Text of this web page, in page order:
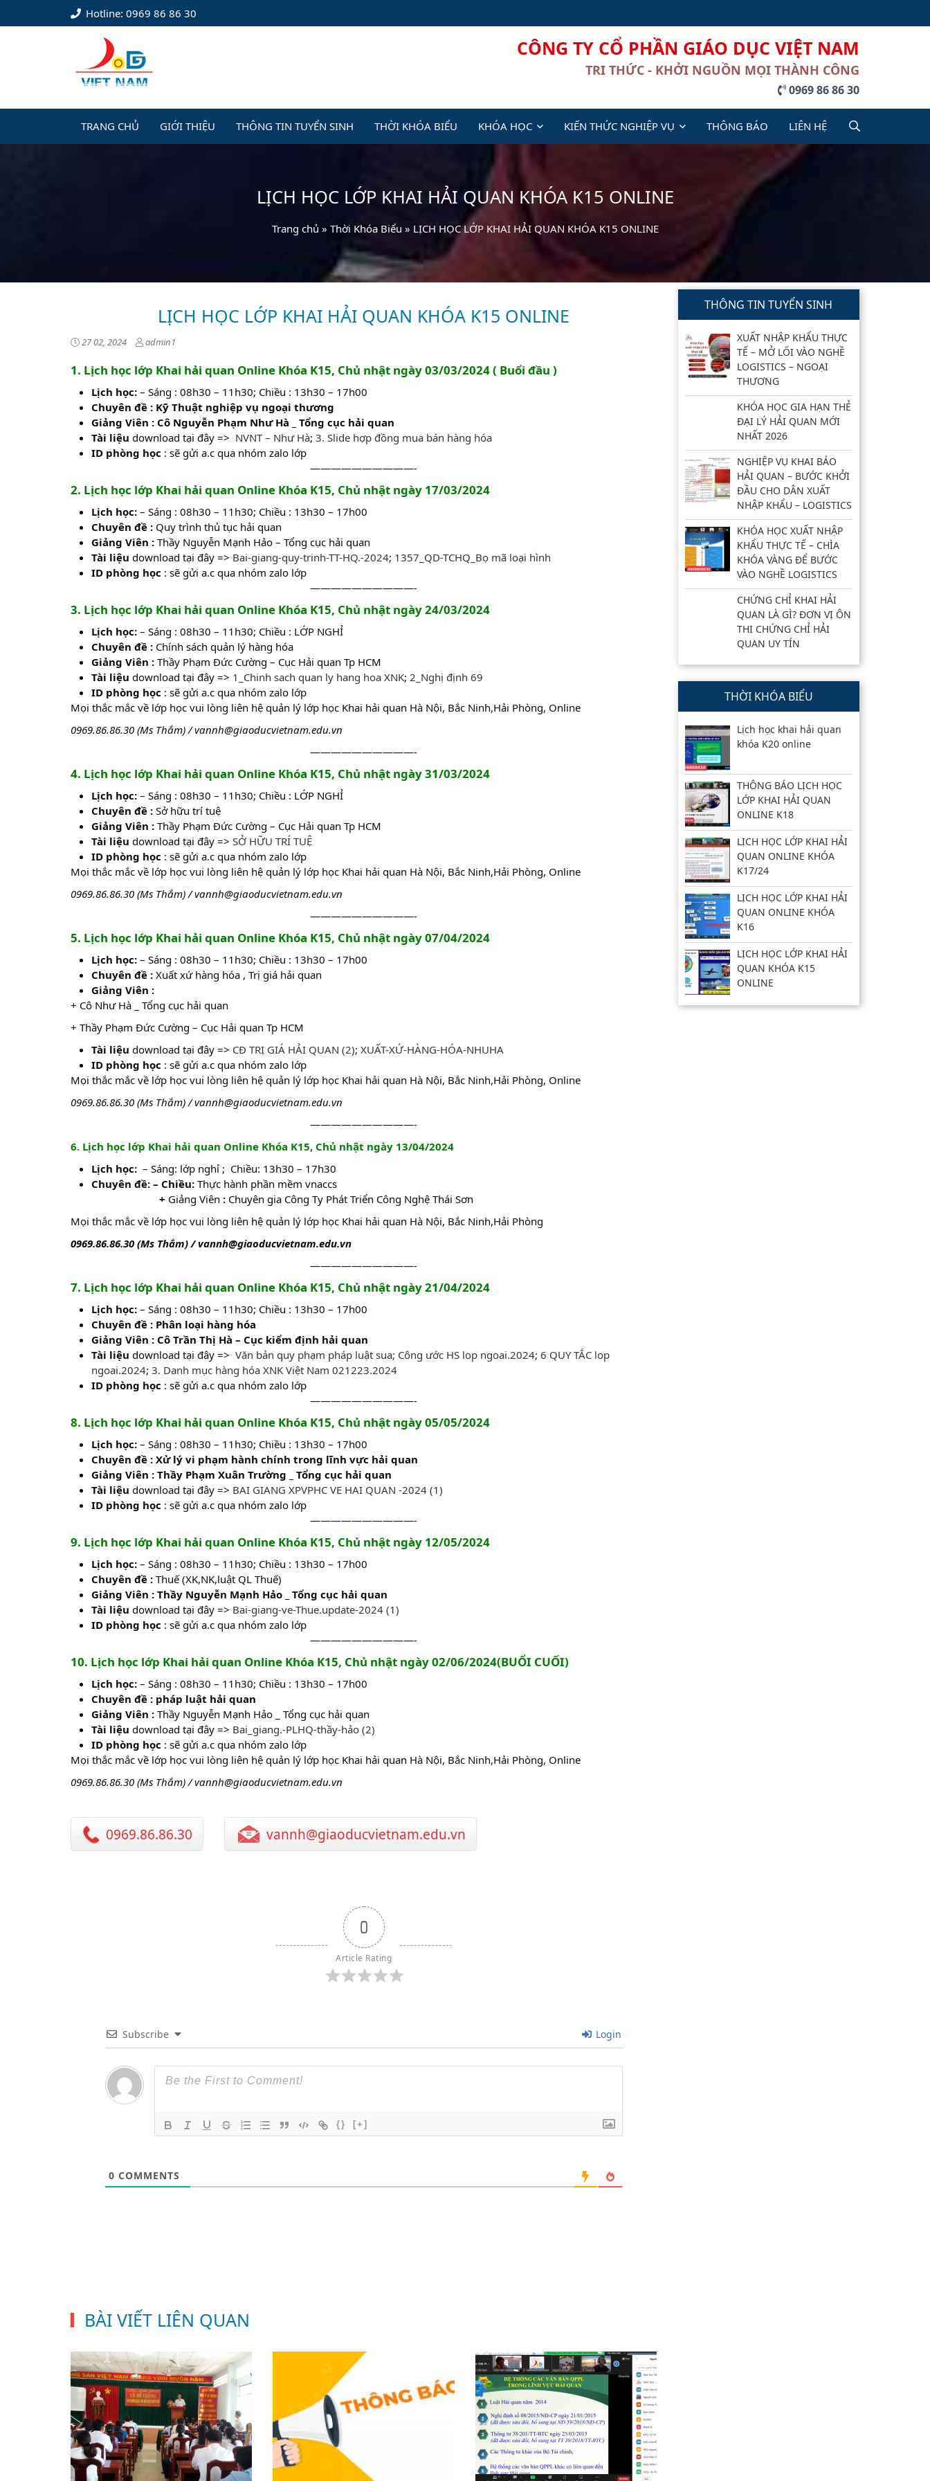
Hotline: 0969 86 86 30
CÔNG TY CỔ PHẦN GIÁO DỤC VIỆT NAM
TRI THỨC - KHỞI NGUỒN MỌI THÀNH CÔNG
0969 86 86 30
TRANG CHỦ GIỚI THIỆU THÔNG TIN TUYỂN SINH THỜI KHÓA BIỂU KHÓA HỌC KIẾN THỨC NGHIỆP VỤ THÔNG BÁO LIÊN HỆ
LỊCH HỌC LỚP KHAI HẢI QUAN KHÓA K15 ONLINE
Trang chủ » Thời Khóa Biểu » LỊCH HỌC LỚP KHAI HẢI QUAN KHÓA K15 ONLINE
LỊCH HỌC LỚP KHAI HẢI QUAN KHÓA K15 ONLINE
27 02, 2024 admin1
1. Lịch học lớp Khai hải quan Online Khóa K15, Chủ nhật ngày 03/03/2024 ( Buổi đầu )
Lịch học: – Sáng : 08h30 – 11h30; Chiều : 13h30 – 17h00
Chuyên đề : Kỹ Thuật nghiệp vụ ngoại thương
Giảng Viên : Cô Nguyễn Phạm Như Hà _ Tổng cục hải quan
Tài liệu download tại đây => NVNT – Như Hà; 3. Slide hợp đồng mua bán hàng hóa
ID phòng học : sẽ gửi a.c qua nhóm zalo lớp
——————————-
2. Lịch học lớp Khai hải quan Online Khóa K15, Chủ nhật ngày 17/03/2024
Lịch học: – Sáng : 08h30 – 11h30; Chiều : 13h30 – 17h00
Chuyên đề : Quy trình thủ tục hải quan
Giảng Viên : Thầy Nguyễn Mạnh Hảo – Tổng cục hải quan
Tài liệu download tại đây => Bai-giang-quy-trinh-TT-HQ.-2024; 1357_QD-TCHQ_Bọ mã loại hình
ID phòng học : sẽ gửi a.c qua nhóm zalo lớp
——————————-
3. Lịch học lớp Khai hải quan Online Khóa K15, Chủ nhật ngày 24/03/2024
Lịch học: – Sáng : 08h30 – 11h30; Chiều : LỚP NGHỈ
Chuyên đề : Chính sách quản lý hàng hóa
Giảng Viên : Thầy Phạm Đức Cường – Cục Hải quan Tp HCM
Tài liệu download tại đây => 1_Chinh sach quan ly hang hoa XNK; 2_Nghị định 69
ID phòng học : sẽ gửi a.c qua nhóm zalo lớp
Mọi thắc mắc về lớp học vui lòng liên hệ quản lý lớp học Khai hải quan Hà Nội, Bắc Ninh,Hải Phòng, Online
0969.86.86.30 (Ms Thắm) / vannh@giaoducvietnam.edu.vn
——————————-
4. Lịch học lớp Khai hải quan Online Khóa K15, Chủ nhật ngày 31/03/2024
Lịch học: – Sáng : 08h30 – 11h30; Chiều : LỚP NGHỈ
Chuyên đề : Sở hữu trí tuệ
Giảng Viên : Thầy Phạm Đức Cường – Cục Hải quan Tp HCM
Tài liệu download tại đây => SỞ HỮU TRÍ TUỆ
ID phòng học : sẽ gửi a.c qua nhóm zalo lớp
Mọi thắc mắc về lớp học vui lòng liên hệ quản lý lớp học Khai hải quan Hà Nội, Bắc Ninh,Hải Phòng, Online
0969.86.86.30 (Ms Thắm) / vannh@giaoducvietnam.edu.vn
——————————-
5. Lịch học lớp Khai hải quan Online Khóa K15, Chủ nhật ngày 07/04/2024
Lịch học: – Sáng : 08h30 – 11h30; Chiều : 13h30 – 17h00
Chuyên đề : Xuất xứ hàng hóa , Trị giá hải quan
Giảng Viên :
+ Cô Như Hà _ Tổng cục hải quan
+ Thầy Phạm Đức Cường – Cục Hải quan Tp HCM
Tài liệu download tại đây => CĐ TRỊ GIÁ HẢI QUAN (2); XUẤT-XỨ-HÀNG-HÓA-NHUHA
ID phòng học : sẽ gửi a.c qua nhóm zalo lớp
Mọi thắc mắc về lớp học vui lòng liên hệ quản lý lớp học Khai hải quan Hà Nội, Bắc Ninh,Hải Phòng, Online
0969.86.86.30 (Ms Thắm) / vannh@giaoducvietnam.edu.vn
——————————-
6. Lịch học lớp Khai hải quan Online Khóa K15, Chủ nhật ngày 13/04/2024
Lịch học: – Sáng: lớp nghỉ ; Chiều: 13h30 – 17h30
Chuyên đề: – Chiều: Thực hành phần mềm vnaccs
+ Giảng Viên : Chuyên gia Công Ty Phát Triển Công Nghệ Thái Sơn
Mọi thắc mắc về lớp học vui lòng liên hệ quản lý lớp học Khai hải quan Hà Nội, Bắc Ninh,Hải Phòng
0969.86.86.30 (Ms Thắm) / vannh@giaoducvietnam.edu.vn
——————————-
7. Lịch học lớp Khai hải quan Online Khóa K15, Chủ nhật ngày 21/04/2024
Lịch học: – Sáng : 08h30 – 11h30; Chiều : 13h30 – 17h00
Chuyên đề : Phân loại hàng hóa
Giảng Viên : Cô Trần Thị Hà – Cục kiểm định hải quan
Tài liệu download tại đây => Văn bản quy phạm pháp luật sua; Công ước HS lop ngoai.2024; 6 QUY TẮC lop
ngoai.2024; 3. Danh mục hàng hóa XNK Việt Nam 021223.2024
ID phòng học : sẽ gửi a.c qua nhóm zalo lớp
——————————-
8. Lịch học lớp Khai hải quan Online Khóa K15, Chủ nhật ngày 05/05/2024
Lịch học: – Sáng : 08h30 – 11h30; Chiều : 13h30 – 17h00
Chuyên đề : Xử lý vi phạm hành chính trong lĩnh vực hải quan
Giảng Viên : Thầy Phạm Xuân Trường _ Tổng cục hải quan
Tài liệu download tại đây => BAI GIANG XPVPHC VE HAI QUAN -2024 (1)
ID phòng học : sẽ gửi a.c qua nhóm zalo lớp
——————————-
9. Lịch học lớp Khai hải quan Online Khóa K15, Chủ nhật ngày 12/05/2024
Lịch học: – Sáng : 08h30 – 11h30; Chiều : 13h30 – 17h00
Chuyên đề : Thuế (XK,NK,luật QL Thuế)
Giảng Viên : Thầy Nguyễn Mạnh Hảo _ Tổng cục hải quan
Tài liệu download tại đây => Bai-giang-ve-Thue.update-2024 (1)
ID phòng học : sẽ gửi a.c qua nhóm zalo lớp
——————————-
10. Lịch học lớp Khai hải quan Online Khóa K15, Chủ nhật ngày 02/06/2024(BUỔI CUỐI)
Lịch học: – Sáng : 08h30 – 11h30; Chiều : 13h30 – 17h00
Chuyên đề : pháp luật hải quan
Giảng Viên : Thầy Nguyễn Mạnh Hảo _ Tổng cục hải quan
Tài liệu download tại đây => Bai_giang.-PLHQ-thầy-hảo (2)
ID phòng học : sẽ gửi a.c qua nhóm zalo lớp
Mọi thắc mắc về lớp học vui lòng liên hệ quản lý lớp học Khai hải quan Hà Nội, Bắc Ninh,Hải Phòng, Online
0969.86.86.30 (Ms Thắm) / vannh@giaoducvietnam.edu.vn
0969.86.86.30 vannh@giaoducvietnam.edu.vn
0
Article Rating
Subscribe Login
{} [+]
0 COMMENTS
BÀI VIẾT LIÊN QUAN
THÔNG TIN TUYỂN SINH
XUẤT NHẬP KHẨU THỰC
TẾ – MỞ LỐI VÀO NGHỀ
LOGISTICS – NGOẠI
THƯƠNG
KHÓA HỌC GIA HẠN THẺ
ĐẠI LÝ HẢI QUAN MỚI
NHẤT 2026
NGHIỆP VỤ KHAI BÁO
HẢI QUAN – BƯỚC KHỞI
ĐẦU CHO DÂN XUẤT
NHẬP KHẨU – LOGISTICS
KHÓA HỌC XUẤT NHẬP
KHẨU THỰC TẾ – CHÌA
KHÓA VÀNG ĐỂ BƯỚC
VÀO NGHỀ LOGISTICS
CHỨNG CHỈ KHAI HẢI
QUAN LÀ GÌ? ĐƠN VỊ ÔN
THI CHỨNG CHỈ HẢI
QUAN UY TÍN
THỜI KHÓA BIỂU
Lịch học khai hải quan
khóa K20 online
THÔNG BÁO LỊCH HỌC
LỚP KHAI HẢI QUAN
ONLINE K18
LỊCH HỌC LỚP KHAI HẢI
QUAN ONLINE KHÓA
K17/24
LỊCH HỌC LỚP KHAI HẢI
QUAN ONLINE KHÓA
K16
LỊCH HỌC LỚP KHAI HẢI
QUAN KHÓA K15
ONLINE